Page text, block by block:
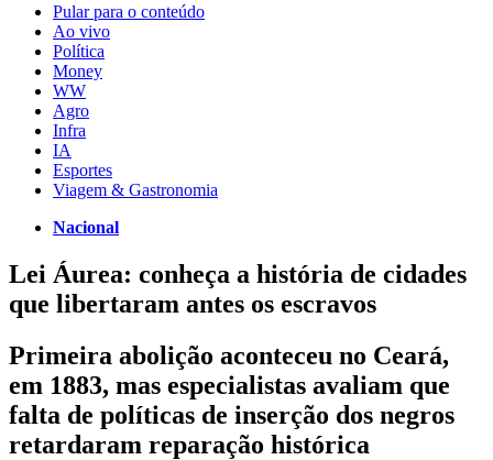
Pular para o conteúdo
Ao vivo
Política
Money
WW
Agro
Infra
IA
Esportes
Viagem & Gastronomia
Nacional
Lei Áurea: conheça a história de cidades
que libertaram antes os escravos
Primeira abolição aconteceu no Ceará,
em 1883, mas especialistas avaliam que
falta de políticas de inserção dos negros
retardaram reparação histórica